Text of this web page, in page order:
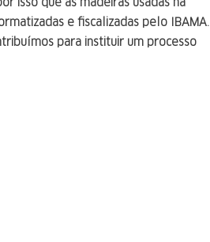
e fiscalizadas pelo IBAMA.
para instituir um processo